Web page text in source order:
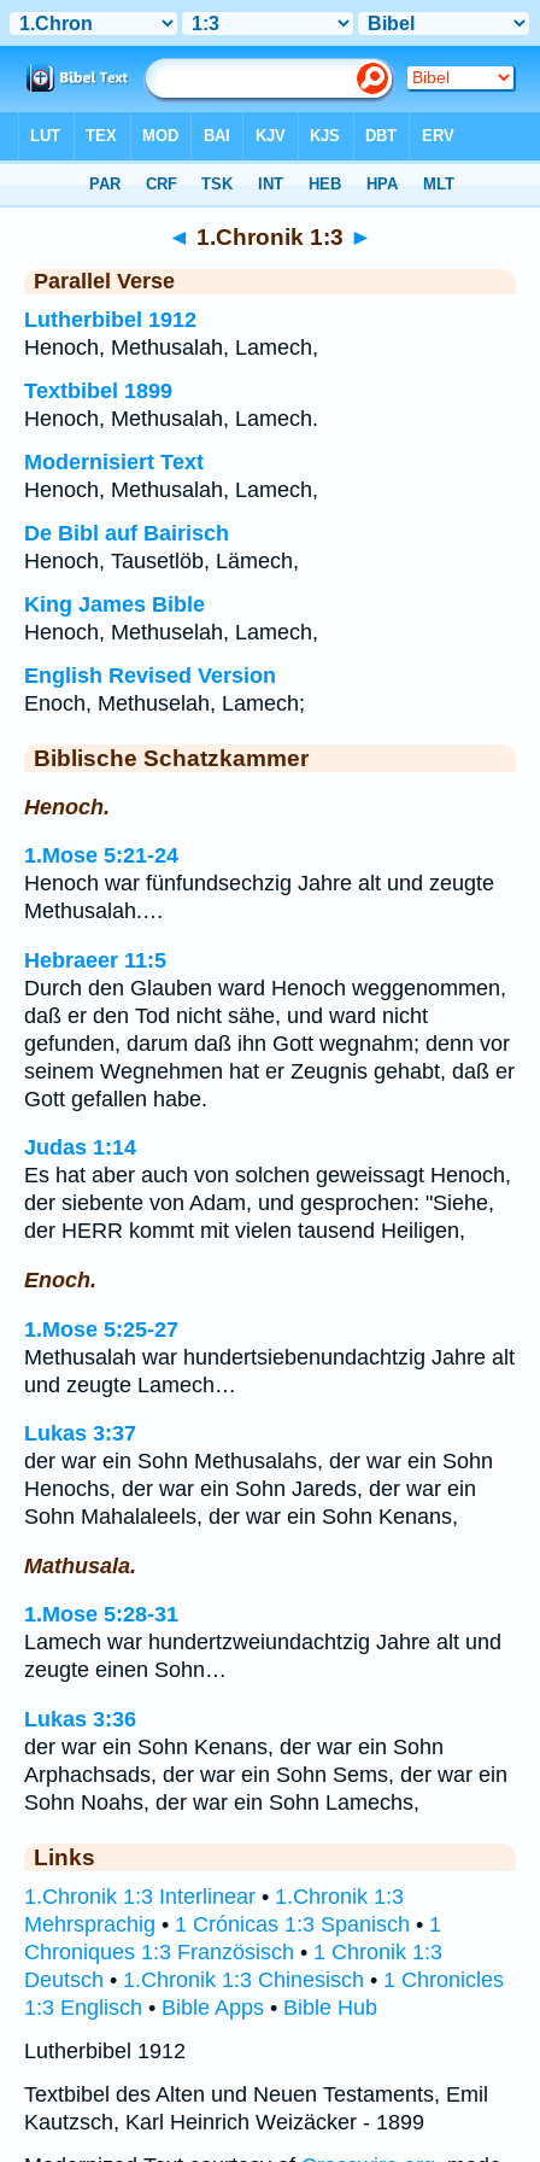
◄ 1.Chronik 1:3 ►
Parallel Verse
Lutherbibel 1912
Henoch, Methusalah, Lamech,
Textbibel 1899
Henoch, Methusalah, Lamech.
Modernisiert Text
Henoch, Methusalah, Lamech,
De Bibl auf Bairisch
Henoch, Tausetlöb, Lämech,
King James Bible
Henoch, Methuselah, Lamech,
English Revised Version
Enoch, Methuselah, Lamech;
Biblische Schatzkammer
Henoch.
1.Mose 5:21-24
Henoch war fünfundsechzig Jahre alt und zeugte
Methusalah.…
Hebraeer 11:5
Durch den Glauben ward Henoch weggenommen,
daß er den Tod nicht sähe, und ward nicht
gefunden, darum daß ihn Gott wegnahm; denn vor
seinem Wegnehmen hat er Zeugnis gehabt, daß er
Gott gefallen habe.
Judas 1:14
Es hat aber auch von solchen geweissagt Henoch,
der siebente von Adam, und gesprochen: "Siehe,
der HERR kommt mit vielen tausend Heiligen,
Enoch.
1.Mose 5:25-27
Methusalah war hundertsiebenundachtzig Jahre alt
und zeugte Lamech…
Lukas 3:37
der war ein Sohn Methusalahs, der war ein Sohn
Henochs, der war ein Sohn Jareds, der war ein
Sohn Mahalaleels, der war ein Sohn Kenans,
Mathusala.
1.Mose 5:28-31
Lamech war hundertzweiundachtzig Jahre alt und
zeugte einen Sohn…
Lukas 3:36
der war ein Sohn Kenans, der war ein Sohn
Arphachsads, der war ein Sohn Sems, der war ein
Sohn Noahs, der war ein Sohn Lamechs,
Links
1.Chronik 1:3 Interlinear • 1.Chronik 1:3
Mehrsprachig • 1 Crónicas 1:3 Spanisch • 1
Chroniques 1:3 Französisch • 1 Chronik 1:3
Deutsch • 1.Chronik 1:3 Chinesisch • 1 Chronicles
1:3 Englisch • Bible Apps • Bible Hub
Lutherbibel 1912
Textbibel des Alten und Neuen Testaments, Emil
Kautzsch, Karl Heinrich Weizäcker - 1899